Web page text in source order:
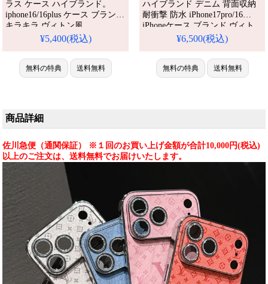
ラス ケース ハイブランド。
iphone16/16plus ケース ブランド
キラキラ ヴィトン風
iphone16pro ケース iphone15/14
ス ラインストーン
iphone15pro/14pro ケース おしゃ
れ ブランド。芸能人も愛用する
シンプル、しか
¥5,400(税込)
無料の特典 送料無料
ハイブランド デニム 背面収納
耐衝撃 防水 iPhone17pro/16
iPhoneケース ブランド ヴィト
ン iPhone15/14promax ケース チ
ト 人気 おすすめ iPhone 17 プロ
/ プラス ケース
¥6,500(税込)
無料の特典 送料無料
商品詳細
佐川急便（通関保証） ※１回のお買い上げ金額が合計10,000円(税込)
以上のご注文は、送料無料でお届けいたします。